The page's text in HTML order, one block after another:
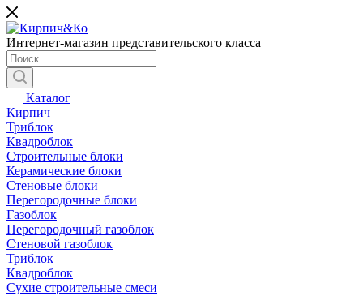
Интернет-магазин представительского класса
Каталог
Кирпич
Триблок
Квадроблок
Строительные блоки
Керамические блоки
Стеновые блоки
Перегородочные блоки
Газоблок
Перегородочный газоблок
Стеновой газоблок
Триблок
Квадроблок
Сухие строительные смеси